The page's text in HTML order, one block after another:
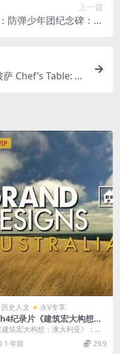
上一篇
防弹少年团纪念碑：超
MKV/26.1G
Chef’s Table: Pi
历史人文 永V专享
纪录片《建筑宏大构想：
大利亚 Grand Designs Au
2017》全10集 英语英
720P/MP4/9.84GB 建筑设
建筑宏大构想：澳大利亚》：探
建筑与艺术的融合之美 在纪录片
筑宏大构想：澳...
1 年前 29.9